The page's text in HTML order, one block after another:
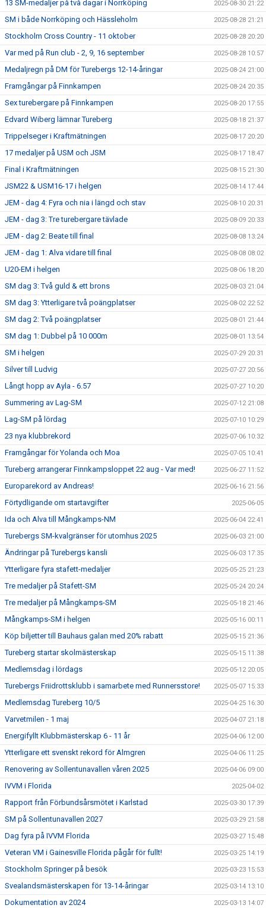
13 SM-medaljer på två dagar i Norrköping 2025-08-30 21:22
SM i både Norrköping och Hässleholm 2025-08-28 21:21
Stockholm Cross Country - 11 oktober 2025-08-28 20:20
Var med på Run club - 2, 9, 16 september 2025-08-28 10:57
Medaljregn på DM för Turebergs 12-14-åringar 2025-08-24 21:00
Framgångar på Finnkampen 2025-08-24 20:35
Sex turebergare på Finnkampen 2025-08-20 17:55
Edvard Wiberg lämnar Tureberg 2025-08-18 21:37
Trippelseger i Kraftmätningen 2025-08-17 20:20
17 medaljer på USM och JSM 2025-08-17 18:47
Final i Kraftmätningen 2025-08-15 21:30
JSM22 & USM16-17 i helgen 2025-08-14 17:44
JEM - dag 4: Fyra och nia i längd och stav 2025-08-10 20:31
JEM - dag 3: Tre turebergare tävlade 2025-08-09 20:33
JEM - dag 2: Beate till final 2025-08-08 13:24
JEM - dag 1: Alva vidare till final 2025-08-08 08:02
U20-EM i helgen 2025-08-06 18:20
SM dag 3: Två guld & ett brons 2025-08-03 21:04
SM dag 3: Ytterligare två poängplatser 2025-08-02 22:52
SM dag 2: Två poängplatser 2025-08-01 21:44
SM dag 1: Dubbel på 10 000m 2025-08-01 13:54
SM i helgen 2025-07-29 20:31
Silver till Ludvig 2025-07-27 20:56
Långt hopp av Ayla - 6.57 2025-07-27 10:20
Summering av Lag-SM 2025-07-12 21:08
Lag-SM på lördag 2025-07-10 10:29
23 nya klubbrekord 2025-07-06 10:32
Framgångar för Yolanda och Moa 2025-07-05 10:41
Tureberg arrangerar Finnkampsloppet 22 aug - Var med! 2025-06-27 11:52
Europarekord av Andreas! 2025-06-16 21:56
Förtydligande om startavgifter 2025-06-05
Ida och Alva till Mångkamps-NM 2025-06-04 22:41
Turebergs SM-kvalgränser för utomhus 2025 2025-06-03 21:00
Ändringar på Turebergs kansli 2025-06-03 17:35
Ytterligare fyra stafett-medaljer 2025-05-25 21:23
Tre medaljer på Stafett-SM 2025-05-24 20:24
Tre medaljer på Mångkamps-SM 2025-05-18 21:46
Mångkamps-SM i helgen 2025-05-16 00:11
Köp biljetter till Bauhaus galan med 20% rabatt 2025-05-15 21:36
Tureberg startar skolmästerskap 2025-05-15 11:38
Medlemsdag i lördags 2025-05-12 20:05
Turebergs Friidrottsklubb i samarbete med Runnersstore! 2025-05-07 15:33
Medlemsdag Tureberg 10/5 2025-04-25 16:30
Varvetmilen - 1 maj 2025-04-07 21:18
Energifyllt Klubbmästerskap 6 - 11 år 2025-04-06 12:00
Ytterligare ett svenskt rekord för Almgren 2025-04-06 11:25
Renovering av Sollentunavallen våren 2025 2025-04-06 09:00
IVVM i Florida 2025-04-02
Rapport från Förbundsårsmötet i Karlstad 2025-03-30 17:39
SM på Sollentunavallen 2027 2025-03-29 21:58
Dag fyra på IVVM Florida 2025-03-27 15:48
Veteran VM i Gainesville Florida pågår för fullt! 2025-03-25 14:19
Stockholm Springer på besök 2025-03-23 15:53
Svealandsmästerskapen för 13-14-åringar 2025-03-14 13:10
Dokumentation av 2024 2025-03-13 14:07